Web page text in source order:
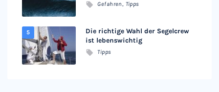
Gefahren, Tipps
Die richtige Wahl der Segelcrew
ist lebenswichtig
Tipps